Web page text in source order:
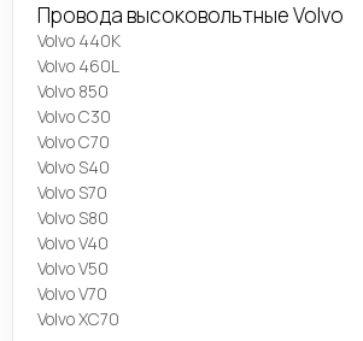
Провода высоковольтные Volvo
Volvo 440K
Volvo 460L
Volvo 850
Volvo C30
Volvo C70
Volvo S40
Volvo S70
Volvo S80
Volvo V40
Volvo V50
Volvo V70
Volvo XC70